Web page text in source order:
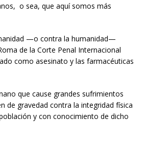
o sea, que aquí somos más
—o contra la humanidad—
de la Corte Penal Internacional
como asesinato y las farmacéuticas
que cause grandes sufrimientos
de gravedad contra la integridad física
y con conocimiento de dicho